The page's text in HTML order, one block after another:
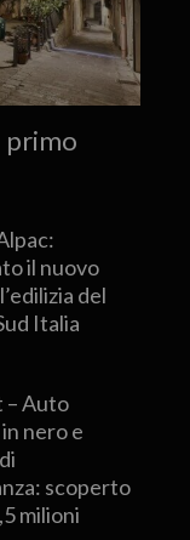
primo
il nuovo
del
Italia
– Auto
nero e
scoperto
milioni